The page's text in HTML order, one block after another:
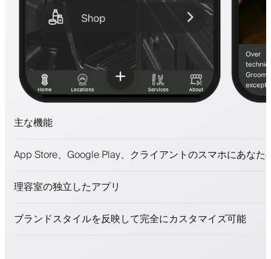
主な機能
支払い、保証金
ロイヤリティプログラムでクライアントを引きつける
プッシュ、SMS、メール通知
App Store、Google Play、クライアントのスマホにあなた
理容室の独立したアプリ
ブランドスタイルを反映して完全にカスタマイズ可能